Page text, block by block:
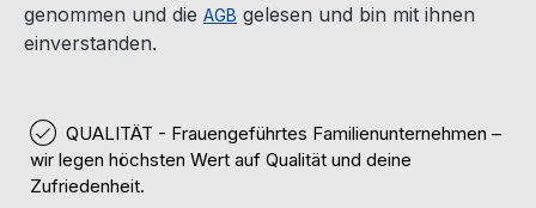
genommen und die AGB gelesen und bin mit ihnen
einverstanden.
QUALITÄT - Frauengeführtes Familienunternehmen –
wir legen höchsten Wert auf Qualität und deine
Zufriedenheit.